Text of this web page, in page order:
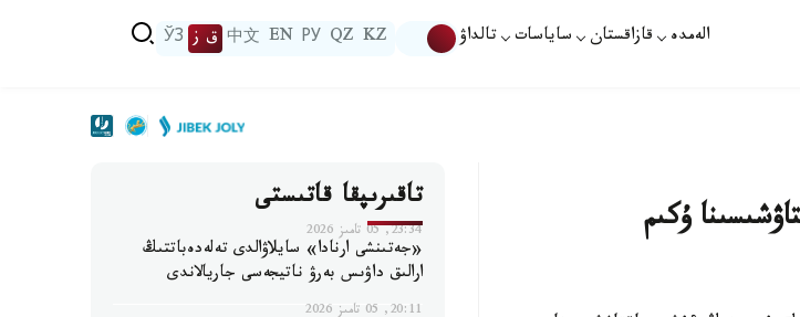
الەمدە قازاقستان ساياسات تالداۋ KZ
QZ
РУ
EN
中文 ق ز ЎЗ
ۇكىم
تاقىرىپقا قاتىستى
23:34, 05 تامىز 2026
«جەتىنشى ارنادا» سايلاۋالدى تەلەدەباتتىڭ
ارالىق داۋىس بەرۋ ناتيجەسى جاريالاندى
20:11, 05 تامىز 2026